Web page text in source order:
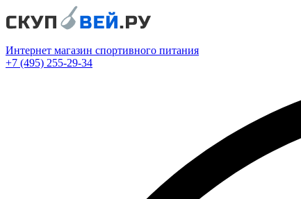
Интернет магазин спортивного питания
+7 (495) 255-29-34